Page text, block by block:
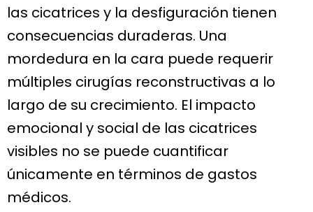
las cicatrices y la desfiguración tienen
consecuencias duraderas. Una
mordedura en la cara puede requerir
múltiples cirugías reconstructivas a lo
largo de su crecimiento. El impacto
emocional y social de las cicatrices
visibles no se puede cuantificar
únicamente en términos de gastos
médicos.